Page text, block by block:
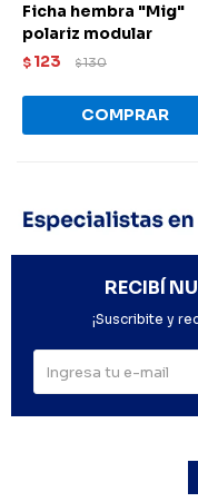
Ficha hembra "Mig"
polariz modular
$ 123 $130
RECIBÍ
¡Suscribite y